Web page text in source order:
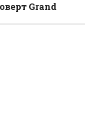
Grand